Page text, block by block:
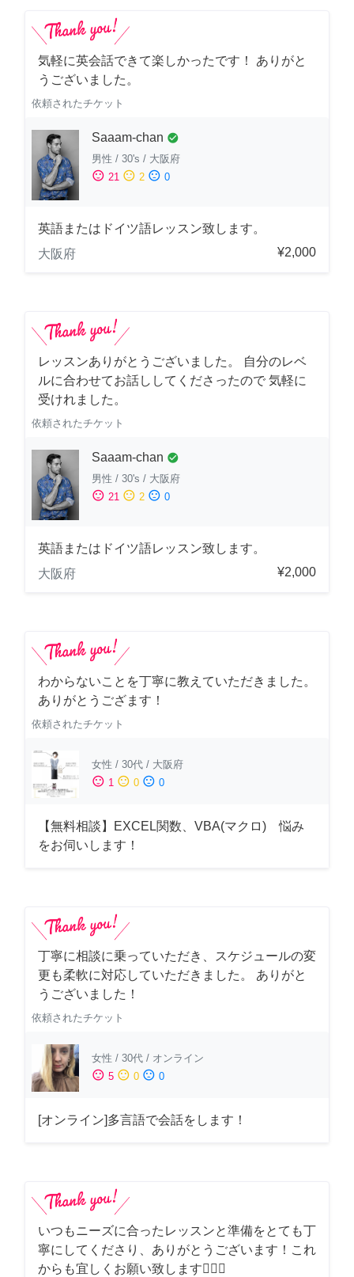
気軽に英会話できて楽しかったです！ ありがと
うございました。
依頼されたチケット
Saaam-chan check_circle
男性 / 30's / 大阪府
sentiment_satisfied 21 sentiment_neutral 2 sentiment_dissatisfied 0
英語またはドイツ語レッスン致します。
大阪府
¥2,000
レッスンありがとうございました。 自分のレベ
ルに合わせてお話ししてくださったので 気軽に
受けれました。
依頼されたチケット
Saaam-chan check_circle
男性 / 30's / 大阪府
sentiment_satisfied 21 sentiment_neutral 2 sentiment_dissatisfied 0
英語またはドイツ語レッスン致します。
大阪府
¥2,000
わからないことを丁寧に教えていただきました。
ありがとうござます！
依頼されたチケット
女性 / 30代 / 大阪府
sentiment_satisfied 1 sentiment_neutral 0 sentiment_dissatisfied 0
【無料相談】EXCEL関数、VBA(マクロ) 悩み
をお伺いします！
丁寧に相談に乗っていただき、スケジュールの変
更も柔軟に対応していただきました。 ありがと
うございました！
依頼されたチケット
女性 / 30代 / オンライン
sentiment_satisfied 5 sentiment_neutral 0 sentiment_dissatisfied 0
[オンライン]多言語で会話をします！
いつもニーズに合ったレッスンと準備をとても丁
寧にしてくださり、ありがとうございます！これ
からも宜しくお願い致します🙇‍♀️✨